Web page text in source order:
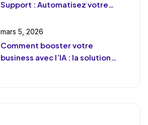
Support : Automatisez votre
déshumaniser)
mars 5, 2026
Comment booster votre
business avec l’IA : la solution